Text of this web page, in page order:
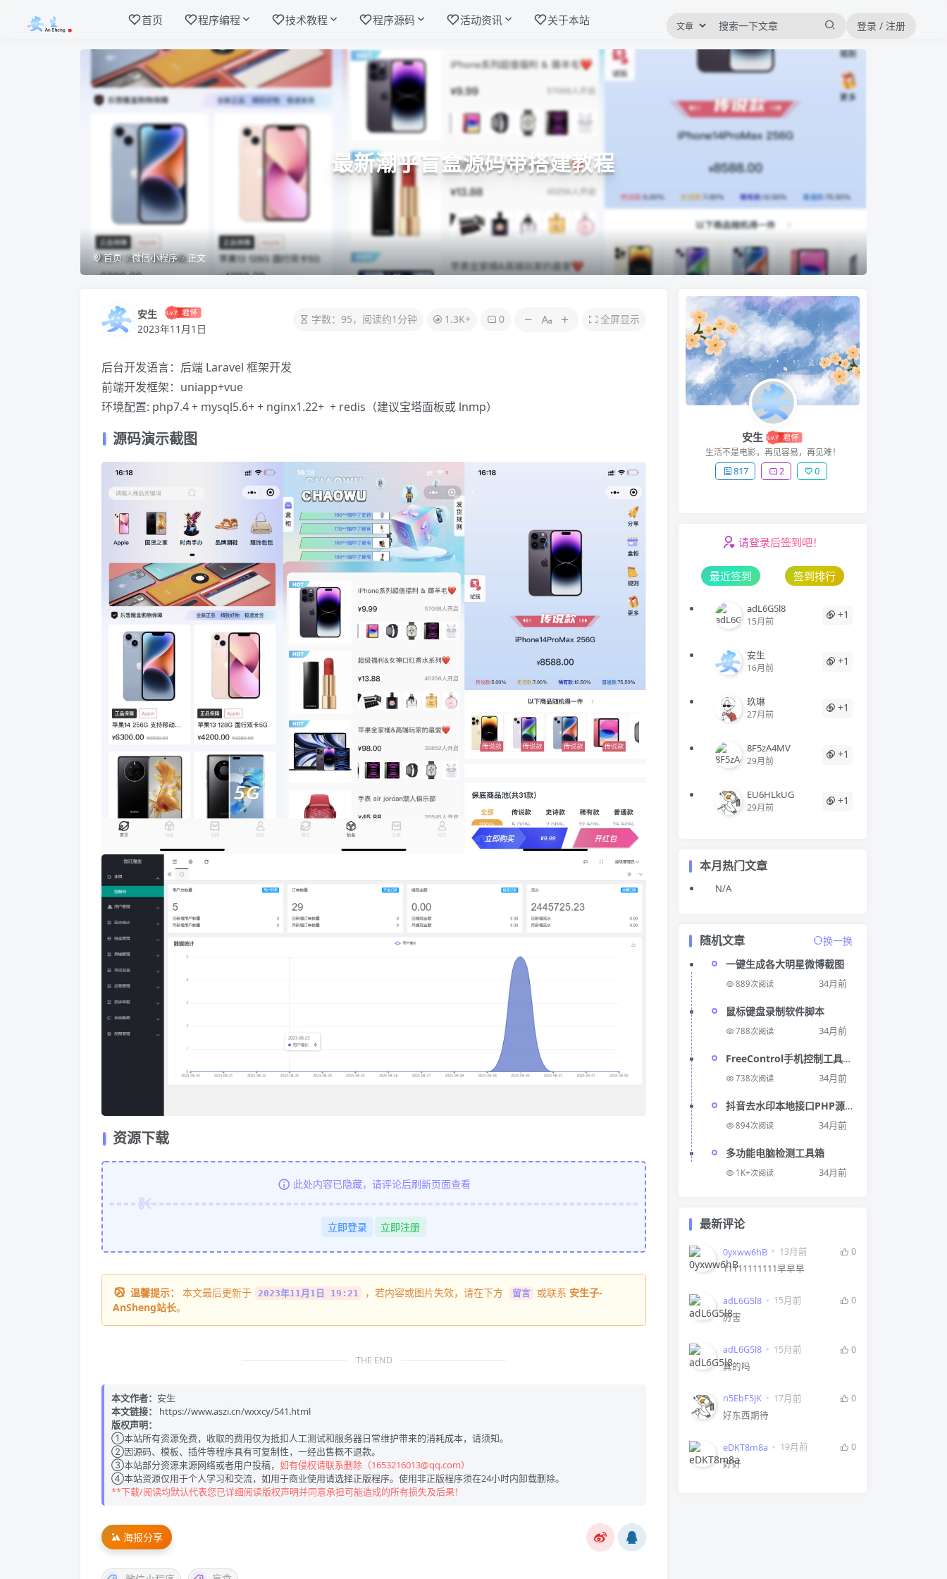
首页 程序编程 技术教程 程序源码 活动资讯 关于本站 登录 / 注册
最新潮乎盲盒源码带搭建教程
首页 微信小程序 正文
安生
2023年11月1日
字数：95，阅读约1分钟 1.3K+ 0 全屏显示
后台开发语言：后端 Laravel 框架开发
前端开发框架：uniapp+vue
环境配置: php7.4 + mysql5.6+ + nginx1.22+ + redis（建议宝塔面板或 lnmp）
源码演示截图
资源下载
此处内容已隐藏，请评论后刷新页面查看
立即登录 立即注册
温馨提示： 本文最后更新于 2023年11月1日 19:21 ，若内容或图片失效，请在下方 留言 或联系 安生子-
AnSheng站长。
THE END
本文作者： 安生
本文链接：
https://www.aszi.cn/wxxcy/541.html
版权声明：
①本站所有资源免费，收取的费用仅为抵扣人工测试和服务器日常维护带来的消耗成本，请须知。
②因源码、模板、插件等程序具有可复制性，一经出售概不退款。
③本站部分资源来源网络或者用户投稿， 如有侵权请联系删除（1653216013@qq.com）
④本站资源仅用于个人学习和交流，如用于商业使用请选择正版程序。使用非正版程序须在24小时内卸载删除。
**下载/阅读均默认代表您已详细阅读版权声明并同意承担可能造成的所有损失及后果！
海报分享
安生
生活不是电影，再见容易，再见难！
817 2 0
请登录后签到吧！
最近签到 签到排行
adL6G5l8
15月前
+1
安生
16月前
+1
玖琳
27月前
+1
8F5zA4MV
29月前
+1
EU6HLkUG
29月前
+1
本月热门文章
N/A
随机文章
换一换
一键生成各大明星微博截图
889次阅读 34月前
鼠标键盘录制软件脚本
788次阅读 34月前
FreeControl手机控制工具
v1.6.3单文件版
738次阅读 34月前
抖音去水印本地接口PHP源
码 894次阅读 34月前
多功能电脑检测工具箱
1K+次阅读 34月前
最新评论
0yxww6hB 13月前
0
11111111111早早早
adL6G5l8 15月前
0
厉害
adL6G5l8 15月前
0
真的吗
n5EbF5JK 17月前
0
好东西期待
eDKT8m8a 19月前
0
好好